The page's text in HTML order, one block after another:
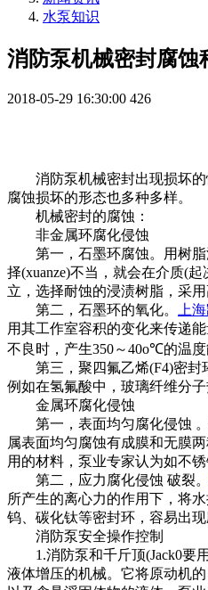
水泵知识
消防泵机械密封腐蚀
2018-05-29 16:30:00 426
消防泵机械密封出现损坏的
腐蚀损坏的形态也多种多样。
机械密封的腐蚀：
非金属环腐化侵蚀
第一，石墨环腐蚀。用树脂
择(xuanze)不当，就会在介质(
立，选择耐蚀的浸渍树脂，采
第二，石墨环的氧化。
上
用其工作室容积的变化来传递
不良时，产生350～40o℃的温
第三，聚四氟乙烯(F4)密封环
例如在氢氟酸中，玻璃纤维分
金属环腐化侵蚀
第一，表面均匀腐化侵蚀 。
属表面均匀腐蚀有成膜和无膜
用的材料，泵业专家认为如不
第二，应力腐化侵蚀 破裂。
所产生的离心力的作用下，将
钨、碳化钛等密封环，容易出
消防泵安全操作控制
1.消防泵和千斤顶(Jack0要用
液体增压的机械。它将原动机